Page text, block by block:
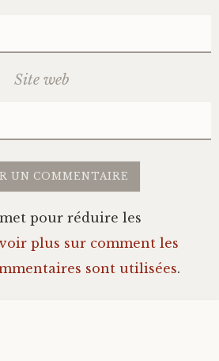
Site web
pour réduire les
plus sur comment les
sont utilisées.